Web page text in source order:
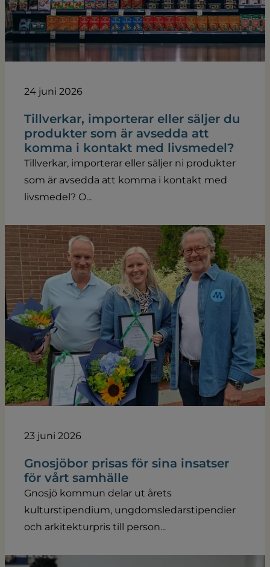
24 juni 2026
Tillverkar, importerar eller säljer du
produkter som är avsedda att
komma i kontakt med livsmedel?
Tillverkar, importerar eller säljer ni produkter
som är avsedda att komma i kontakt med
livsmedel? O...
23 juni 2026
Gnosjöbor prisas för sina insatser
för vårt samhälle
Gnosjö kommun delar ut årets
kulturstipendium, ungdomsledarstipendier
och arkitekturpris till person...